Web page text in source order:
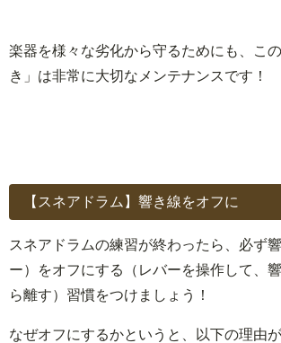
楽器を様々な劣化から守るためにも、こ
き」は非常に大切なメンテナンスです！
【スネアドラム】響き線をオフに
スネアドラムの練習が終わったら、必ず
ー）をオフにする（レバーを操作して、
ら離す）習慣をつけましょう！
なぜオフにするかというと、以下の理由が